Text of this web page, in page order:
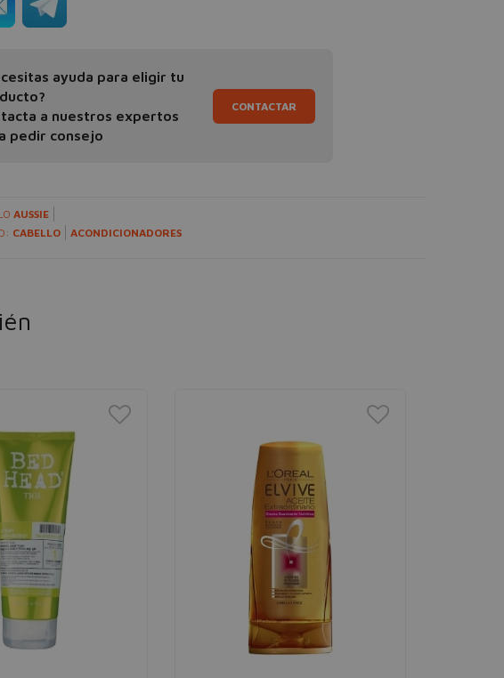
ayuda para eligir tu
a nuestros expertos
pedir consejo
CONTACTAR
AUSSIE
CABELLO ACONDICIONADORES